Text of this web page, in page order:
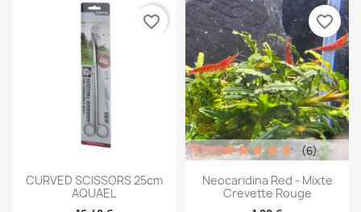
CURVED SCISSORS 25cm
AQUAEL
favorite_border
Neocaridina Red - Mixte
Crevette Rouge
(6)
favorite_border